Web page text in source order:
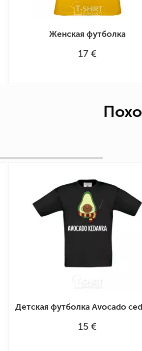
Женская футболка
17 €
Детская футболка Аvocado
15 €